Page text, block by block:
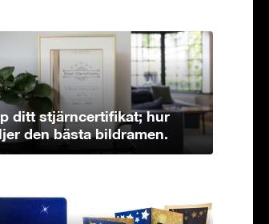
ditt stjärncertifikat; hur
den bästa bildramen.